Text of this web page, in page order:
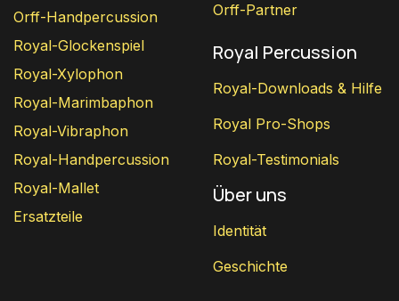
Orff-Handpercussion
Royal-Glockenspiel
Royal-Xylophon
Royal-Marimbaphon
Royal-Vibraphon
Royal-Handpercussion
Royal-Mallet
Ersatzteile
Orff-Partner
Royal Percussion
Royal-Downloads & Hilfe
Royal Pro-Shops
Royal-Testimonials
Über uns
Identität
Geschichte